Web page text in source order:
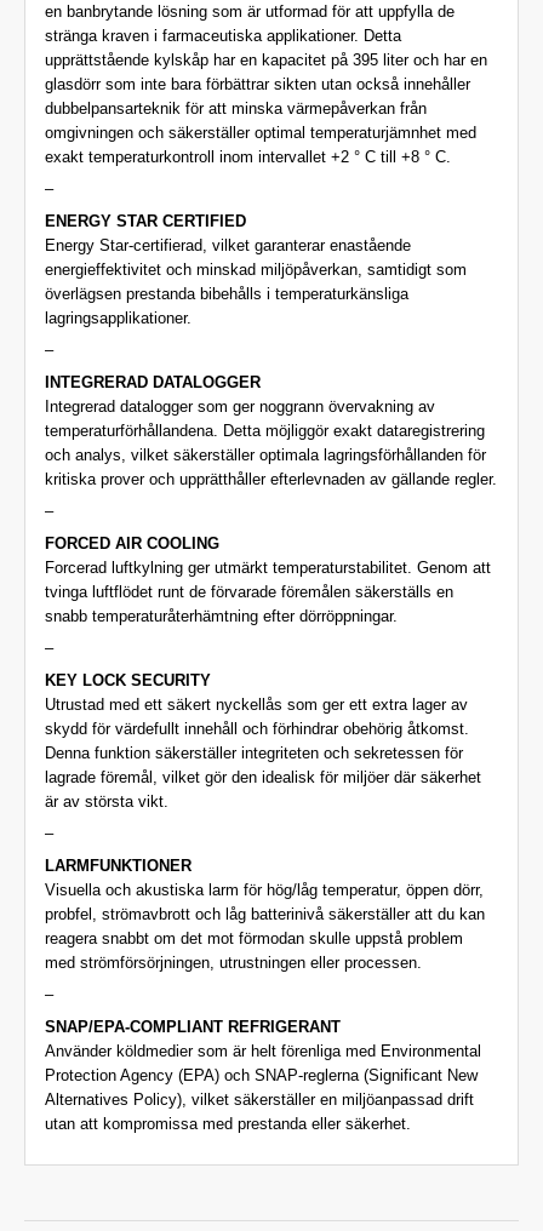
en banbrytande lösning som är utformad för att uppfylla de
stränga kraven i farmaceutiska applikationer. Detta
upprättstående kylskåp har en kapacitet på 395 liter och har en
glasdörr som inte bara förbättrar sikten utan också innehåller
dubbelpansarteknik för att minska värmepåverkan från
omgivningen och säkerställer optimal temperaturjämnhet med
exakt temperaturkontroll inom intervallet +2 ° C till +8 ° C.
–
ENERGY STAR CERTIFIED
Energy Star-certifierad, vilket garanterar enastående
energieffektivitet och minskad miljöpåverkan, samtidigt som
överlägsen prestanda bibehålls i temperaturkänsliga
lagringsapplikationer.
–
INTEGRERAD DATALOGGER
Integrerad datalogger som ger noggrann övervakning av
temperaturförhållandena. Detta möjliggör exakt dataregistrering
och analys, vilket säkerställer optimala lagringsförhållanden för
kritiska prover och upprätthåller efterlevnaden av gällande regler.
–
FORCED AIR COOLING
Forcerad luftkylning ger utmärkt temperaturstabilitet. Genom att
tvinga luftflödet runt de förvarade föremålen säkerställs en
snabb temperaturåterhämtning efter dörröppningar.
–
KEY LOCK SECURITY
Utrustad med ett säkert nyckellås som ger ett extra lager av
skydd för värdefullt innehåll och förhindrar obehörig åtkomst.
Denna funktion säkerställer integriteten och sekretessen för
lagrade föremål, vilket gör den idealisk för miljöer där säkerhet
är av största vikt.
–
LARMFUNKTIONER
Visuella och akustiska larm för hög/låg temperatur, öppen dörr,
probfel, strömavbrott och låg batterinivå säkerställer att du kan
reagera snabbt om det mot förmodan skulle uppstå problem
med strömförsörjningen, utrustningen eller processen.
–
SNAP/EPA-COMPLIANT REFRIGERANT
Använder köldmedier som är helt förenliga med Environmental
Protection Agency (EPA) och SNAP-reglerna (Significant New
Alternatives Policy), vilket säkerställer en miljöanpassad drift
utan att kompromissa med prestanda eller säkerhet.